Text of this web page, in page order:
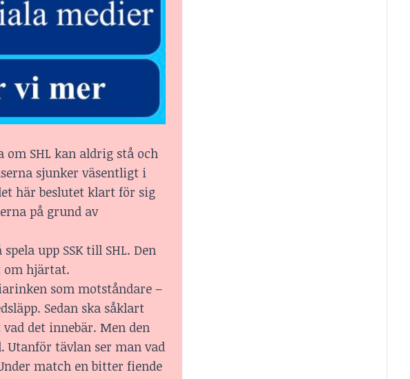
SHL kan aldrig stå och
sjunker väsentligt i
här beslutet klart för sig
på grund av
upp SSK till SHL. Den
om hjärtat.
som motståndare –
Sedan ska såklart
det innebär. Men den
tävlan ser man vad
match en bitter fiende